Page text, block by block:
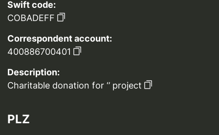
Swift code:
COBADEFF
Correspondent account:
400886700401
Description:
Charitable donation for ‘’ project
PLZ